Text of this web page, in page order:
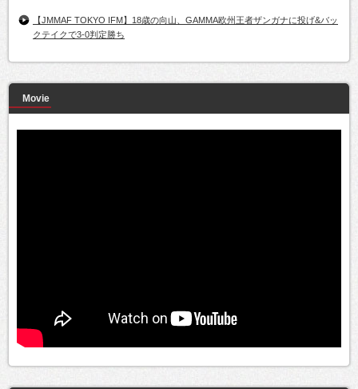
【JMMAF TOKYO IFM】18歳の向山、GAMMA欧州王者ザンガナに投げ&バッ
クテイクで3-0判定勝ち
Movie